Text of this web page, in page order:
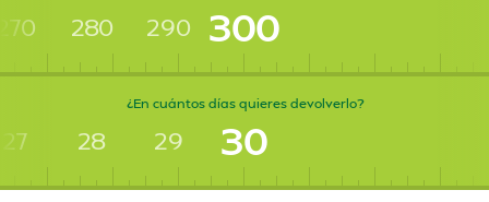
280 290 300
¿En cuántos días quieres devolverlo?
27 28 29 30